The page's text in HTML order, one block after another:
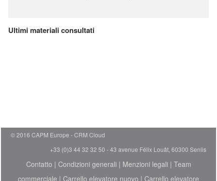
Ultimi materiali consultati
© 2016 CAPM Europe
CRM Cloud
+33 (0)3 44 32 32 50 - 43 avenue Félix Louât, 60300 Senlis
Contatto | Condizioni generali| Menzioni legali| Team
commerciale | Carrello elevatore nuovo | Carrello elevatore